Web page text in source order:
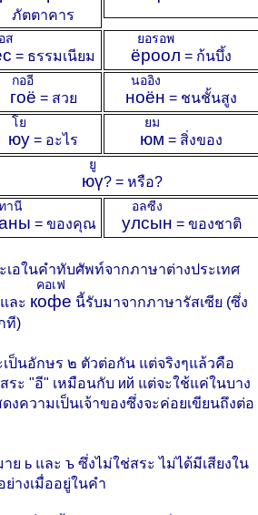
ภัตตาคาร
ส
= ธรรมเนียม ёроол
ยอรอพ
= ก้นบึ้ง
гоё
กออี
= สวย ноён
นออิง
= ชนชั้นสูง
юу
โย
= อะไร юм
ยม
= สิ่งของ
юү
ยู
? = หรือ?
านี
= ของคุณ улсын
อลซีง
= ของชาติ
เอในคำทับศัพท์จากภาษาต่างประเทศ
และ кофе
คอเฟ
นี้รับมาจากภาษารัสเซีย (ซึ่ง
ที)
ป็นอักษร ๒ ตัวต่อกัน แต่จริงๆแล้วคือ
ระ "อี" เหมือนกับ ий แต่จะใช้แค่ในบาง
งความเป็นเจ้าของซึ่งจะค่อยเขียนถึงต่อ
ย ь และ ъ ซึ่งไม่ใช่สระ ไม่ได้มีเสียงใน
างเมื่ออยู่ในคำ